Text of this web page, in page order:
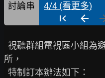
討論串 4/4 (看更多)
所，